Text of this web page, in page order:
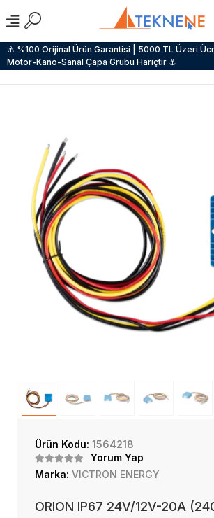
⚓ %100 Orijinal Ürün Garantisi | 5000 TL Üzeri
Motor-Kano-Sanal Çapa Grubu Hariçtir ⚓
Ürün Kodu: 1564218
Yorum Yap
Marka: VICTRON ENERGY
ORION IP67 24V/12V-20A